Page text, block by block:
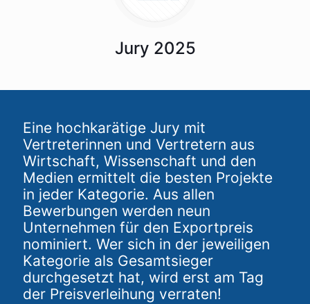
Jury 2025
Eine hochkarätige Jury mit
Vertreterinnen und Vertretern aus
Wirtschaft, Wissenschaft und den
Medien ermittelt die besten Projekte
in jeder Kategorie. Aus allen
Bewerbungen werden neun
Unternehmen für den Exportpreis
nominiert. Wer sich in der jeweiligen
Kategorie als Gesamtsieger
durchgesetzt hat, wird erst am Tag
der Preisverleihung verraten!